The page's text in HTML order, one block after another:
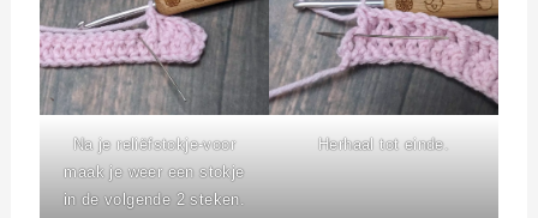
Na je reliëfstokje-voor
maak je weer een stokje
in de volgende 2 steken.
Herhaal tot einde.